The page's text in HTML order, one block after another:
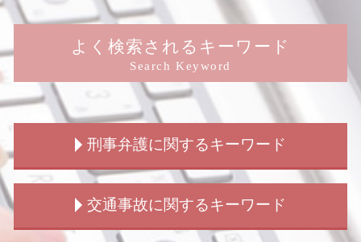
よく検索されるキーワード
Search Keyword
刑事弁護に関するキーワード
窃盗罪 初犯
撮影罪 初犯
交通事故に関するキーワード